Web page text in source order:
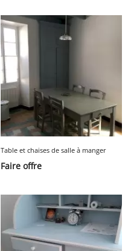
Table et chaises de salle à manger
Faire offre